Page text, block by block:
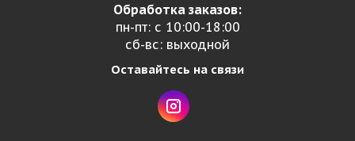
Обработка заказов:
пн-пт: с 10:00-18:00
сб-вс: выходной
Оставайтесь на связи